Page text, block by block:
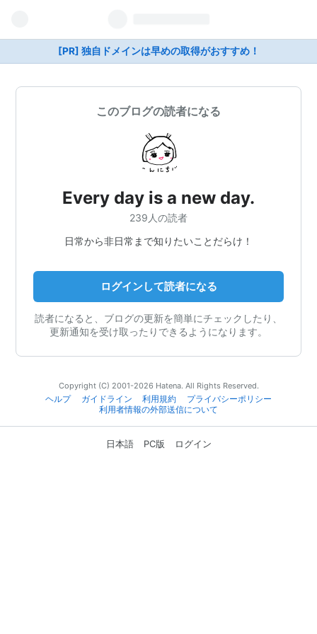
[PR] 独自ドメインは早めの取得がおすすめ！
このブログの読者になる
Every day is a new day.
239人の読者
日常から非日常まで知りたいことだらけ！
ログインして読者になる
読者になると、ブログの更新を簡単にチェックしたり、
更新通知を受け取ったりできるようになります。
Copyright (C) 2001-2026 Hatena. All Rights Reserved.
ヘルプ
ガイドライン 利用規約
プライバシーポリシー
利用者情報の外部送信について
日本語 PC版 ログイン